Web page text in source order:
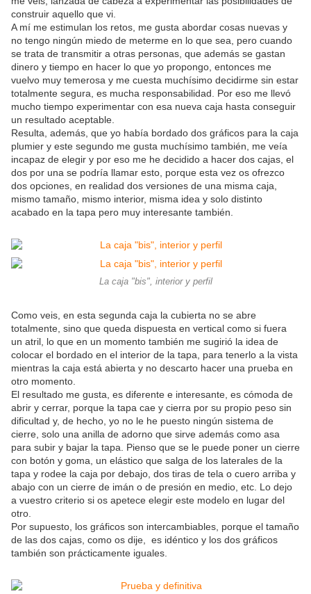
construir aquello que vi.
A mí me estimulan los retos, me gusta abordar cosas nuevas y
no tengo ningún miedo de meterme en lo que sea, pero cuando
se trata de transmitir a otras personas, que además se gastan
dinero y tiempo en hacer lo que yo propongo, entonces me
vuelvo muy temerosa y me cuesta muchísimo decidirme sin estar
totalmente segura, es mucha responsabilidad. Por eso me llevó
mucho tiempo experimentar con esa nueva caja hasta conseguir
un resultado aceptable.
Resulta, además, que yo había bordado dos gráficos para la caja
plumier y este segundo me gusta muchísimo también, me veía
incapaz de elegir y por eso me he decidido a hacer dos cajas, el
dos por una se podría llamar esto, porque esta vez os ofrezco
dos opciones, en realidad dos versiones de una misma caja,
mismo tamaño, mismo interior, misma idea y solo distinto
acabado en la tapa pero muy interesante también.
La caja "bis", interior y perfil
Como veis, en esta segunda caja la cubierta no se abre
totalmente, sino que queda dispuesta en vertical como si fuera
un atril, lo que en un momento también me sugirió la idea de
colocar el bordado en el interior de la tapa, para tenerlo a la vista
mientras la caja está abierta y no descarto hacer una prueba en
otro momento.
El resultado me gusta, es diferente e interesante, es cómoda de
abrir y cerrar, porque la tapa cae y cierra por su propio peso sin
dificultad y, de hecho, yo no le he puesto ningún sistema de
cierre, solo una anilla de adorno que sirve además como asa
para subir y bajar la tapa. Pienso que se le puede poner un cierre
con botón y goma, un elástico que salga de los laterales de la
tapa y rodee la caja por debajo, dos tiras de tela o cuero arriba y
abajo con un cierre de imán o de presión en medio, etc. Lo dejo
a vuestro criterio si os apetece elegir este modelo en lugar del
otro.
Por supuesto, los gráficos son intercambiables, porque el tamaño
de las dos cajas, como os dije, es idéntico y los dos gráficos
también son prácticamente iguales.